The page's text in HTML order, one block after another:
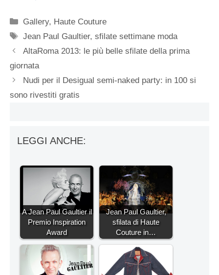
Categorie
Gallery, Haute Couture
Tag
Jean Paul Gaultier,sfilate settimane moda
AltaRoma 2013: le più belle sfilate della prima
giornata
Nudi per il Desigual semi-naked party: in 100 si
sono rivestiti gratis
LEGGI ANCHE:
A Jean Paul Gaultier il
Premio Inspiration
Award
Jean Paul Gaultier,
sfilata di Haute
Couture in…